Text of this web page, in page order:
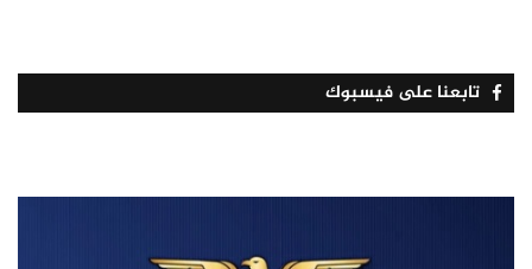
تابعنا على فيسبوك